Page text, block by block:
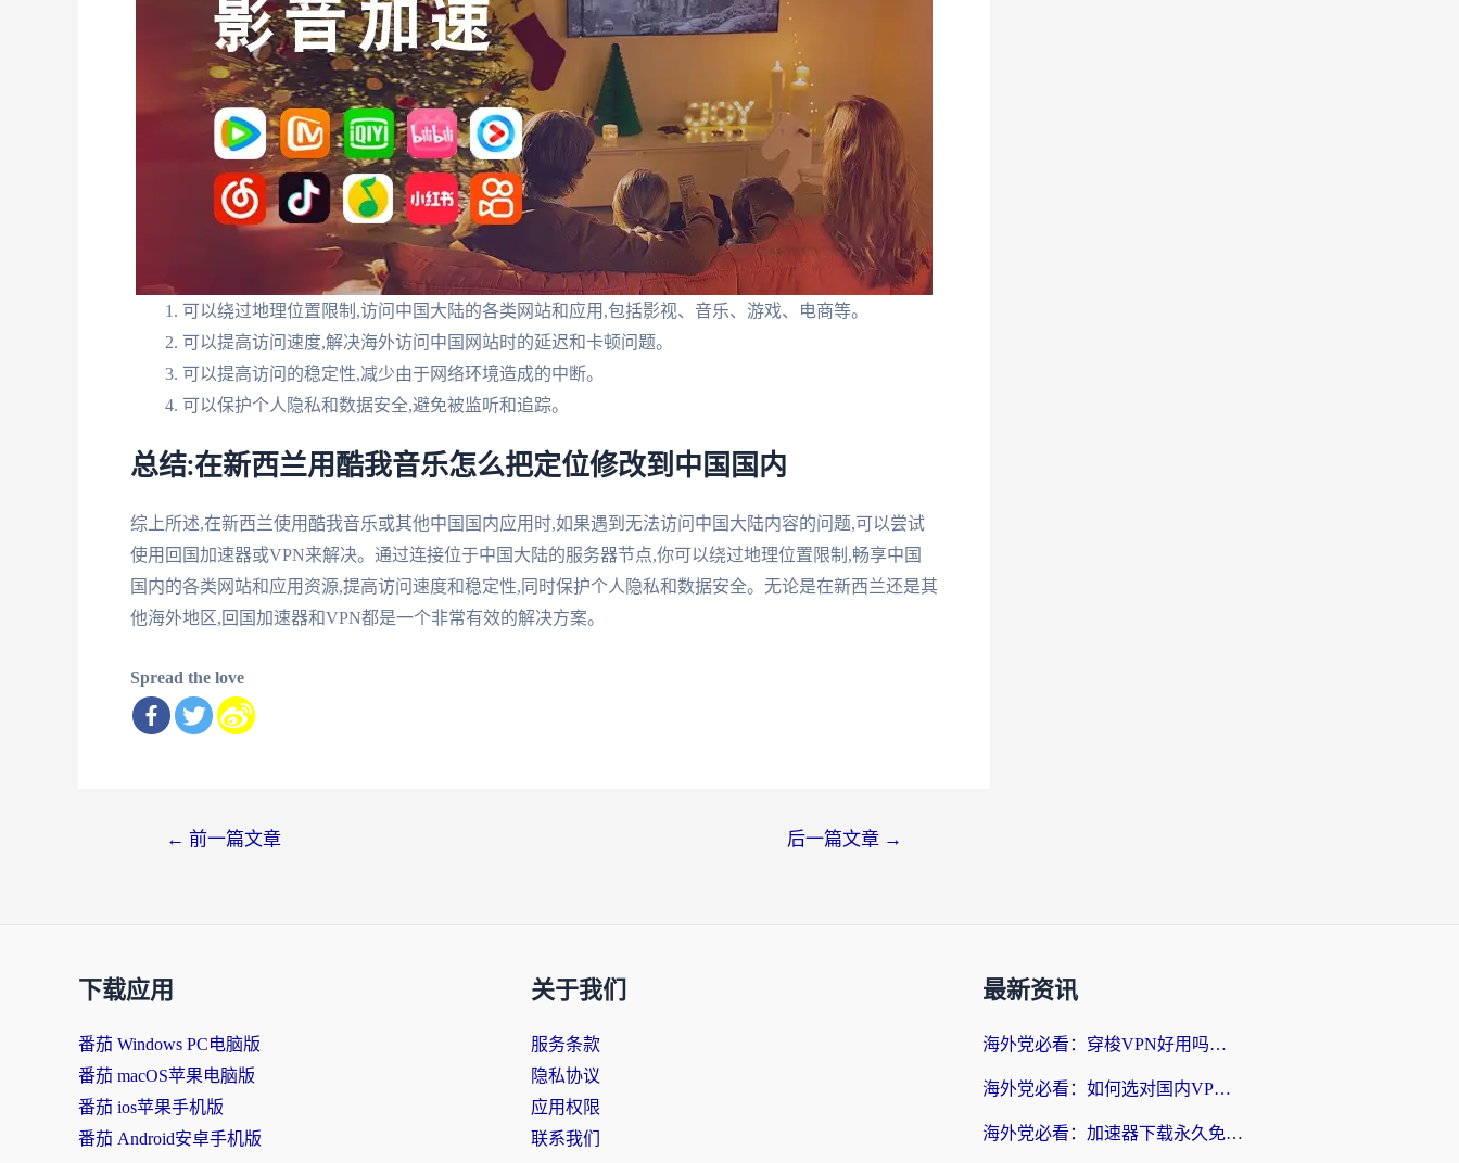
可以绕过地理位置限制,访问中国大陆的各类网站和应用,包括影视、音乐、游戏、电商等。
可以提高访问速度,解决海外访问中国网站时的延迟和卡顿问题。
可以提高访问的稳定性,减少由于网络环境造成的中断。
可以保护个人隐私和数据安全,避免被监听和追踪。
总结:在新西兰用酷我音乐怎么把定位修改到中国国内
综上所述,在新西兰使用酷我音乐或其他中国国内应用时,如果遇到无法访问中国大陆内容的问题,可以尝试
使用回国加速器或VPN来解决。通过连接位于中国大陆的服务器节点,你可以绕过地理位置限制,畅享中国
国内的各类网站和应用资源,提高访问速度和稳定性,同时保护个人隐私和数据安全。无论是在新西兰还是其
他海外地区,回国加速器和VPN都是一个非常有效的解决方案。
Spread the love
← 前一篇文章 后一篇文章 →
下载应用
番茄 Windows PC电脑版
番茄 macOS苹果电脑版
番茄 ios苹果手机版
番茄 Android安卓手机版
关于我们
服务条款
隐私协议
应用权限
联系我们
最新资讯
海外党必看：穿梭VPN好用吗？和云帆VPN对比哪个回国效果更好？附真实测评+避坑指南
海外党必看：如何选对国内VPN，实现无缝访问国内资源？
海外党必看：加速器下载永久免费版真的存在吗？教你无缝访问国内资源的正确姿势